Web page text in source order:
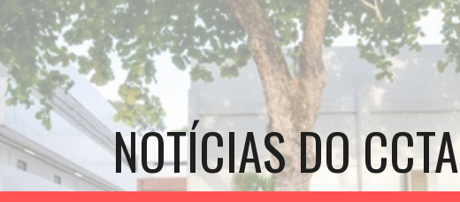
to main content Skip to navigation
NOTÍCIAS DO CCTA